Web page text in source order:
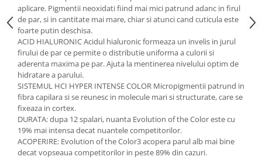
aplicare. Pigmentii neoxidati fiind mai mici patrund adanc in firul
de par, si in cantitate mai mare, chiar si atunci cand cuticula este
foarte putin deschisa.
ACID HIALURONIC Acidul hialuronic formeaza un invelis in jurul
firului de par ce permite o distributie uniforma a culorii si
aderenta maxima pe par. Ajuta la mentinerea nivelului optim de
hidratare a parului.
SISTEMUL HCI HYPER INTENSE COLOR Micropigmentii patrund in
fibra capilara si se reunesc in molecule mari si structurate, care se
fixeaza in cortex.
DURATA: dupa 12 spalari, nuanta Evolution of the Color este cu
19% mai intensa decat nuantele competitorilor.
ACOPERIRE: Evolution of the Color3 acopera parul alb mai bine
decat vopseaua competitorilor in peste 89% din cazuri.